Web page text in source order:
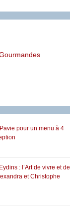
pour un menu à 4
: l’Art de vivre et de
et Christophe